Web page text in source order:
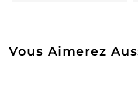
Vous Aimerez